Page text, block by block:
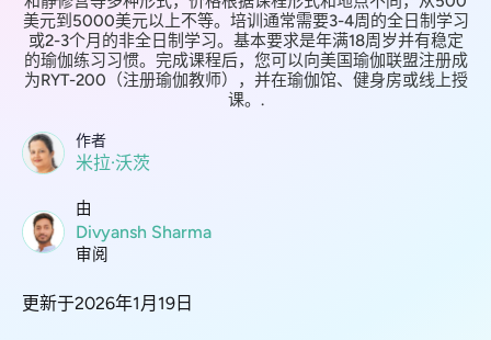
美元到5000美元以上不等。培训通常需要3-4周的全日制学习
或2-3个月的非全日制学习。基本要求是年满18周岁并有稳定
的瑜伽练习习惯。完成课程后，您可以向美国瑜伽联盟注册成
为RYT-200（注册瑜伽教师），并在瑜伽馆、健身房或线上授
课。.
作者
米拉·沃茨
由
Divyansh Sharma
审阅
更新于2026年1月19日